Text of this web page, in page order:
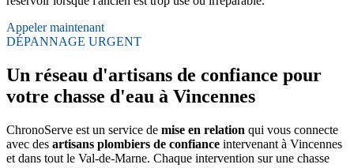
Appeler maintenant
DÉPANNAGE URGENT
Un réseau d'artisans de confiance pour
votre chasse d'eau à Vincennes
ChronoServe est un service de mise en relation qui vous connecte
avec des artisans plombiers de confiance intervenant à Vincennes
et dans tout le Val-de-Marne. Chaque intervention sur une chasse